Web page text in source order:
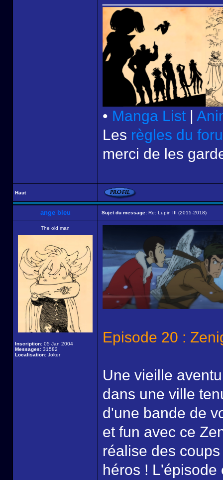
• Manga List |
Les règles du
merci de les
Haut
ange bleu Sujet du message: Re: Lupin III (2015-2018)
The old man
Inscription: 05 Jan 2004
Messages: 31582
Localisation: Joker
Episode 20 :
Une vieille
dans une ville
d'une bande de
et fun avec ce
réalise des
héros !